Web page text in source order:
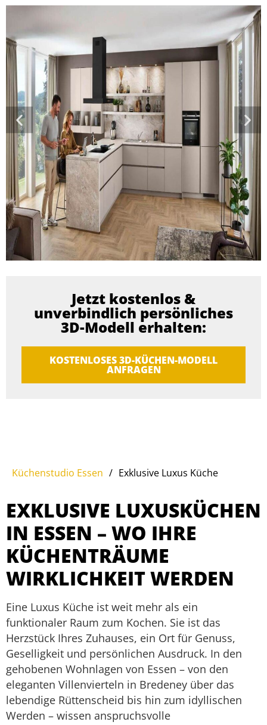
Jetzt kostenlos &
unverbindlich persönliches
3D-Modell erhalten:
KOSTENLOSES 3D-KÜCHEN-MODELL
ANFRAGEN
Küchenstudio Essen / Exklusive Luxus Küche
EXKLUSIVE LUXUSKÜCHEN
IN ESSEN – WO IHRE
KÜCHENTRÄUME
WIRKLICHKEIT WERDEN
Eine Luxus Küche ist weit mehr als ein
funktionaler Raum zum Kochen. Sie ist das
Herzstück Ihres Zuhauses, ein Ort für Genuss,
Geselligkeit und persönlichen Ausdruck. In den
gehobenen Wohnlagen von Essen – von den
eleganten Villenvierteln in Bredeney über das
lebendige Rüttenscheid bis hin zum idyllischen
Werden – wissen anspruchsvolle